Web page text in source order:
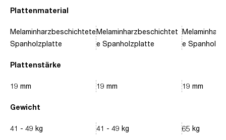
Plattenmaterial
Plattenstärke
Gewicht
Melaminharzbeschichtete
Spanholzplatte
19 mm
41 - 49 kg
Melaminharzbeschichtet
e Spanholzplatte
19 mm
41 - 49 kg
e
19 mm
65 kg